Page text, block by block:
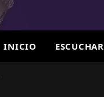
INICIO ESCUCHAR